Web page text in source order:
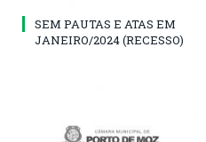
SEM PAUTAS E ATAS EM
JANEIRO/2024 (RECESSO)